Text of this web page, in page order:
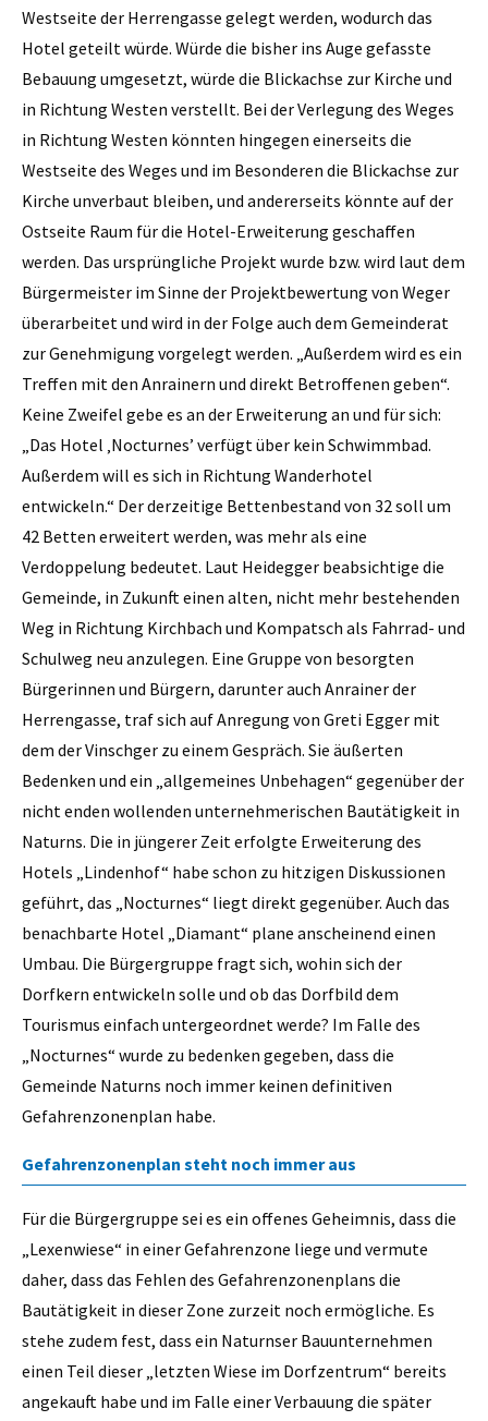
Westseite der Herrengasse gelegt werden, wodurch das
Hotel geteilt würde. Würde die bisher ins Auge gefasste
Bebauung umgesetzt, würde die Blickachse zur Kirche und
in Richtung Westen verstellt. Bei der Verlegung des Weges
in Richtung Westen könnten hingegen einerseits die
Westseite des Weges und im Besonderen die Blickachse zur
Kirche unverbaut bleiben, und andererseits könnte auf der
Ostseite Raum für die Hotel-Erweiterung geschaffen
werden. Das ursprüngliche Projekt wurde bzw. wird laut dem
Bürgermeister im Sinne der Projektbewertung von Weger
überarbeitet und wird in der Folge auch dem Gemeinderat
zur Genehmigung vorgelegt werden. „Außerdem wird es ein
Treffen mit den Anrainern und direkt Betroffenen geben“.
Keine Zweifel gebe es an der Erweiterung an und für sich:
„Das Hotel ‚Nocturnes’ verfügt über kein Schwimmbad.
Außerdem will es sich in Richtung Wanderhotel
entwickeln.“ Der derzeitige Bettenbestand von 32 soll um
42 Betten erweitert werden, was mehr als eine
Verdoppelung bedeutet. Laut Heidegger beabsichtige die
Gemeinde, in Zukunft einen alten, nicht mehr bestehenden
Weg in Richtung Kirchbach und Kompatsch als Fahrrad- und
Schulweg neu anzulegen. Eine Gruppe von besorgten
Bürgerinnen und Bürgern, darunter auch Anrainer der
Herrengasse, traf sich auf Anregung von Greti Egger mit
dem der Vinschger zu einem Gespräch. Sie äußerten
Bedenken und ein „allgemeines Unbehagen“ gegenüber der
nicht enden wollenden unternehmerischen Bautätigkeit in
Naturns. Die in jüngerer Zeit erfolgte Erweiterung des
Hotels „Lindenhof“ habe schon zu hitzigen Diskussionen
geführt, das „Nocturnes“ liegt direkt gegenüber. Auch das
benachbarte Hotel „Diamant“ plane anscheinend einen
Umbau. Die Bürgergruppe fragt sich, wohin sich der
Dorfkern entwickeln solle und ob das Dorfbild dem
Tourismus einfach untergeordnet werde? Im Falle des
„Nocturnes“ wurde zu bedenken gegeben, dass die
Gemeinde Naturns noch immer keinen definitiven
Gefahrenzonenplan habe.
Gefahrenzonenplan steht noch immer aus
Für die Bürgergruppe sei es ein offenes Geheimnis, dass die
„Lexenwiese“ in einer Gefahrenzone liege und vermute
daher, dass das Fehlen des Gefahrenzonenplans die
Bautätigkeit in dieser Zone zurzeit noch ermögliche. Es
stehe zudem fest, dass ein Naturnser Bauunternehmen
einen Teil dieser „letzten Wiese im Dorfzentrum“ bereits
angekauft habe und im Falle einer Verbauung die später